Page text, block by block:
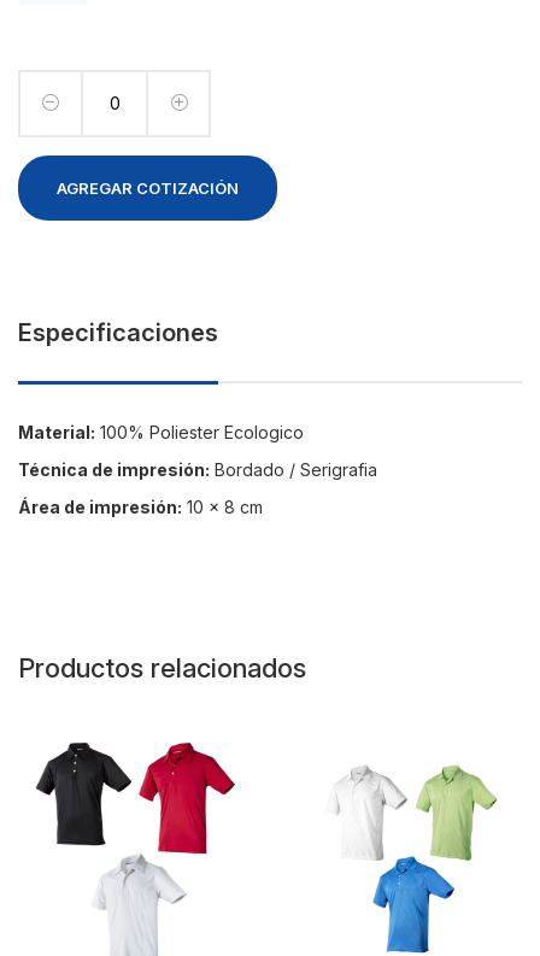
AGREGAR COTIZACIÓN
Especificaciones
Material: 100% Poliester Ecologico
Técnica de impresión: Bordado / Serigrafia
Área de impresión: 10 x 8 cm
Productos relacionados